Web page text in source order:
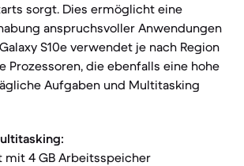
sorgt. Dies ermöglicht eine
anspruchsvoller Anwendungen
S10e verwendet je nach Region
Prozessoren, die ebenfalls eine hohe
Aufgaben und Multitasking
mit 4 GB Arbeitsspeicher